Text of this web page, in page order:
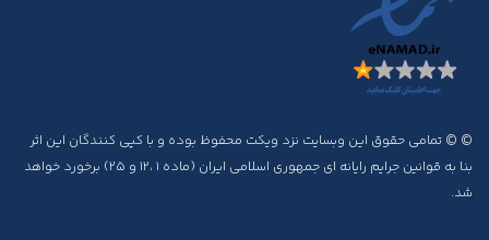
© © تمامی حقوق این وبسایت نزد ویکت محفوظ بوده و با کپی کنندگان این اثر
بنا به قوانین جرایم رایانه ای جمهوری اسلامی ایران (ماده ۱ ،۱۲ و ۲۵) برخورد خواهد
شد.